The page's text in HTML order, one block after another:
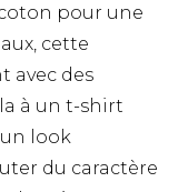
pour une
cette
avec des
à un t-shirt
look
du caractère